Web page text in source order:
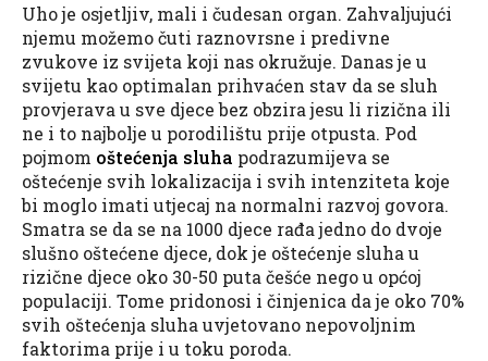
Uho je osjetljiv, mali i čudesan organ. Zahvaljujući
njemu možemo čuti raznovrsne i predivne
zvukove iz svijeta koji nas okružuje. Danas je u
svijetu kao optimalan prihvaćen stav da se sluh
provjerava u sve djece bez obzira jesu li rizična ili
ne i to najbolje u porodilištu prije otpusta. Pod
pojmom oštećenja sluha podrazumijeva se
oštećenje svih lokalizacija i svih intenziteta koje
bi moglo imati utjecaj na normalni razvoj govora.
Smatra se da se na 1000 djece rađa jedno do dvoje
slušno oštećene djece, dok je oštećenje sluha u
rizične djece oko 30-50 puta češće nego u općoj
populaciji. Tome pridonosi i činjenica da je oko 70%
svih oštećenja sluha uvjetovano nepovoljnim
faktorima prije i u toku poroda.